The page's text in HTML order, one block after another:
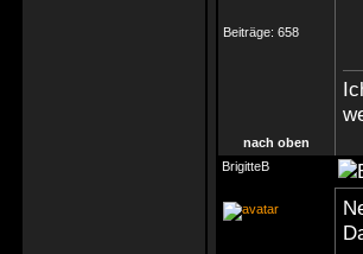
Beiträge: 658
nach oben
BrigitteB